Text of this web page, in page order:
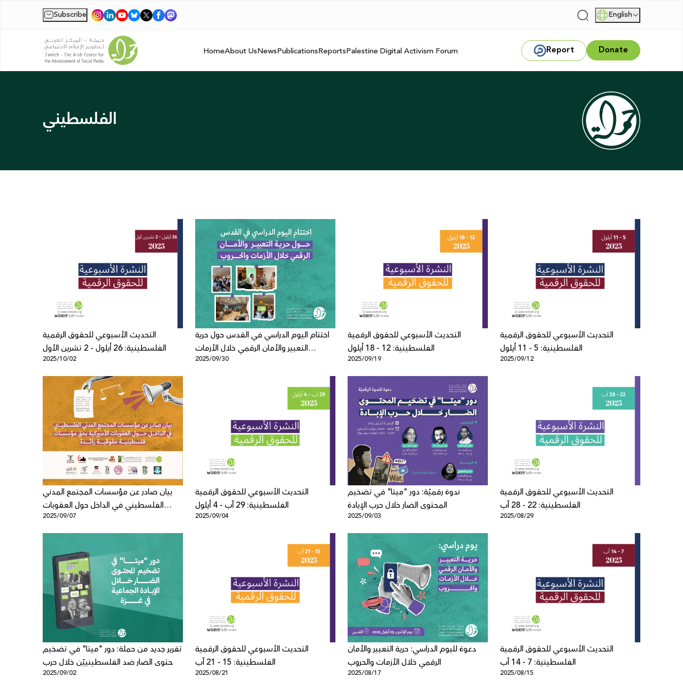
Subscribe | | English
HomeAbout UsNewsPublicationsReportsPalestine Digital Activism Forum Report Donate
الفلسطيني
التحديث الأسبوعي للحقوق الرقمية
الفلسطينية: 26 أيلول - 2 تشرين الأول
2025/10/02
اختتام اليوم الدراسي في القدس حول حرية
التعبير والأمان الرقمي خلال الأزمات
والحروب
2025/09/30
التحديث الأسبوعي للحقوق الرقمية
الفلسطينية: 12 - 18 أيلول
2025/09/19
التحديث الأسبوعي للحقوق الرقمية
الفلسطينية: 5 - 11 أيلول
2025/09/12
بيان صادر عن مؤسسات المجتمع المدني
الفلسطيني في الداخل حول العقوبات
الأميركية بحق مؤسسات فلسطينية
حقوقية رائدة
2025/09/07
التحديث الأسبوعي للحقوق الرقمية
الفلسطينية: 29 آب - 4 أيلول
2025/09/04
ندوة رقميّة: دور "ميتا" في تضخيم
2025/09/03
التحديث الأسبوعي للحقوق الرقمية
الفلسطينية: 22 - 28 آب
2025/08/29
تقرير جديد من حملة: دور "ميتا" في تضخيم
المحتوى الضار ضد الفلسطينييّن خلال حرب
الإبادة في غزة
2025/09/02
التحديث الأسبوعي للحقوق الرقمية
الفلسطينية: 15 - 21 آب
2025/08/21
دعوة لليوم الدراسي: حرية التعبير والأمان
الرقمي خلال الأزمات والحروب
2025/08/17
التحديث الأسبوعي للحقوق الرقمية
الفلسطينية: 7 - 14 آب
2025/08/15